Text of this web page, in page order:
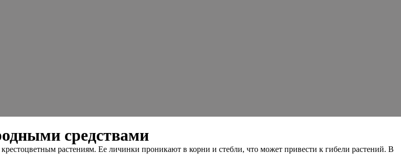
средствами
растениям. Ее личинки проникают в корни и стебли, что может привести к гибели растений. В